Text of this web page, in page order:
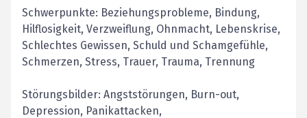
Schwerpunkte: Beziehungsprobleme, Bindung,
Hilflosigkeit, Verzweiflung, Ohnmacht, Lebenskrise,
Schlechtes Gewissen, Schuld und Schamgefühle,
Schmerzen, Stress, Trauer, Trauma, Trennung
Störungsbilder: Angststörungen, Burn-out,
Depression, Panikattacken,